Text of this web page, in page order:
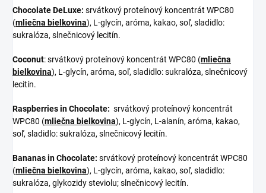
Chocolate DeLuxe: srvátkový proteínový koncentrát WPC80
(mliečna bielkovina), L-glycín, aróma, kakao, soľ, sladidlo:
sukralóza, slnečnicový lecitín.
Coconut: srvátkový proteínový koncentrát WPC80 (mliečna
bielkovina), L-glycín, aróma, soľ, sladidlo: sukralóza, slnečnicový
lecitín.
Raspberries in Chocolate: srvátkový proteínový koncentrát
WPC80 (mliečna bielkovina), L-glycín, L-alanín, aróma, kakao,
soľ, sladidlo: sukralóza, slnečnicový lecitín.
Bananas in Chocolate: srvátkový proteínový koncentrát WPC80
(mliečna bielkovina), L-glycín, aróma, kakao, soľ, sladidlo:
sukralóza, glykozidy steviolu; slnečnicový lecitín.